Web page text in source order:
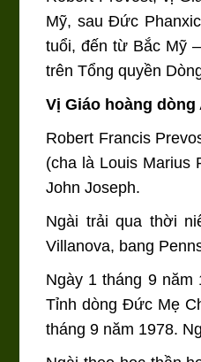
Mỹ, sau Đức
tuổi, đến từ Bắc Mỹ
trên Tổng quyền
Vị Giáo hoàng
Robert Francis
(cha là Louis Marius
John Joseph.
Ngài trải qua thời
Villanova, bang
Ngày 1 tháng 9 năm
Tỉnh dòng Đức Mẹ
tháng 9 năm 1978.